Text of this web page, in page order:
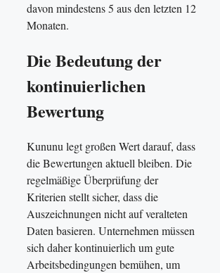
davon mindestens 5 aus den letzten 12
Monaten.
Die Bedeutung der
kontinuierlichen
Bewertung
Kununu legt großen Wert darauf, dass
die Bewertungen aktuell bleiben. Die
regelmäßige Überprüfung der
Kriterien stellt sicher, dass die
Auszeichnungen nicht auf veralteten
Daten basieren. Unternehmen müssen
sich daher kontinuierlich um gute
Arbeitsbedingungen bemühen, um